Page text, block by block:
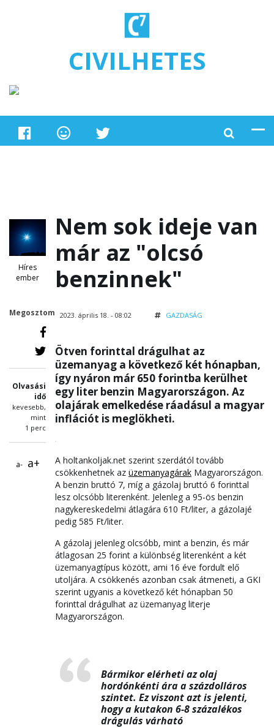
CIVILHETES
Híres
ember
Megosztom
Olvasási
idő
kevesebb,
mint
1 perc
a- a+
Nem sok ideje van
már az "olcsó
benzinnek"
2023. április 18. - 08:02 GAZDASÁG
Ötven forinttal drágulhat az
üzemanyag a következő két hónapban,
így nyáron már 650 forintba kerülhet
egy liter benzin Magyarországon. Az
olajárak emelkedése ráadásul a magyar
inflációt is meglökheti.
A holtankoljak.net szerint szerdától tovább
csökkenhetnek az üzemanyagárak Magyarországon.
A benzin bruttó 7, míg a gázolaj bruttó 6 forinttal
lesz olcsóbb literenként. Jelenleg a 95-ös benzin
nagykereskedelmi átlagára 610 Ft/liter, a gázolajé
pedig 585 Ft/liter.
A gázolaj jelenleg olcsóbb, mint a benzin, és már
átlagosan 25 forint a különbség literenként a két
üzemanyagtípus között, ami 16 éve fordult elő
utoljára. A csökkenés azonban csak átmeneti, a GKI
szerint ugyanis a következő két hónapban 50
forinttal drágulhat az üzemanyag literje
Magyarországon.
Bármikor elérheti az olaj
hordónkénti ára a százdolláros
szintet. Ez viszont azt is jelenti,
hogy a kutakon 6-8 százalékos
drágulás várható